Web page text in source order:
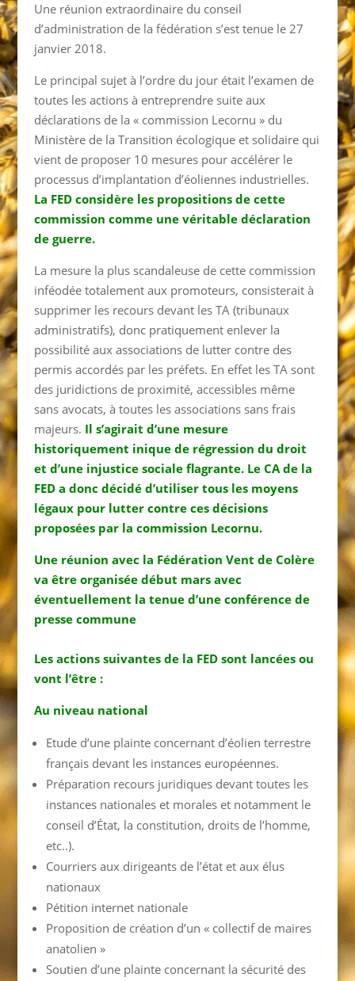
Une réunion extraordinaire du conseil
d’administration de la fédération s’est tenue le 27
janvier 2018.
Le principal sujet à l’ordre du jour était l’examen de
toutes les actions à entreprendre suite aux
déclarations de la « commission Lecornu » du
Ministère de la Transition écologique et solidaire qui
vient de proposer 10 mesures pour accélérer le
processus d’implantation d’éoliennes industrielles.
La FED considère les propositions de cette
commission comme une véritable déclaration
de guerre.
La mesure la plus scandaleuse de cette commission
inféodée totalement aux promoteurs, consisterait à
supprimer les recours devant les TA (tribunaux
administratifs), donc pratiquement enlever la
possibilité aux associations de lutter contre des
permis accordés par les préfets. En effet les TA sont
des juridictions de proximité, accessibles même
sans avocats, à toutes les associations sans frais
majeurs. Il s’agirait d’une mesure
historiquement inique de régression du droit
et d’une injustice sociale flagrante. Le CA de la
FED a donc décidé d’utiliser tous les moyens
légaux pour lutter contre ces décisions
proposées par la commission Lecornu.
Une réunion avec la Fédération Vent de Colère
va être organisée début mars avec
éventuellement la tenue d’une conférence de
presse commune
Les actions suivantes de la FED sont lancées ou
vont l’être :
Au niveau national
Etude d’une plainte concernant d’éolien terrestre
français devant les instances européennes.
Préparation recours juridiques devant toutes les
instances nationales et morales et notamment le
conseil d’État, la constitution, droits de l’homme,
etc..).
Courriers aux dirigeants de l’état et aux élus
nationaux
Pétition internet nationale
Proposition de création d’un « collectif de maires
anatolien »
Soutien d’une plainte concernant la sécurité des